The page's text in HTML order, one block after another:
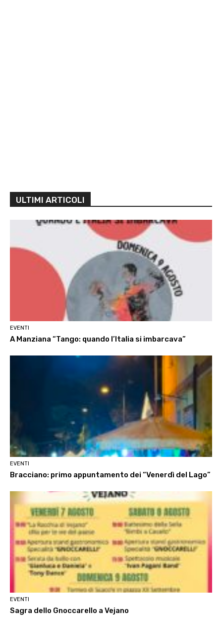
ULTIMI ARTICOLI
EVENTI
A Manziana “Tango: quando l’Italia si imbarcava”
EVENTI
Bracciano: primo appuntamento dei “Venerdì del Lago”
EVENTI
Sagra dello Gnoccarello a Vejano